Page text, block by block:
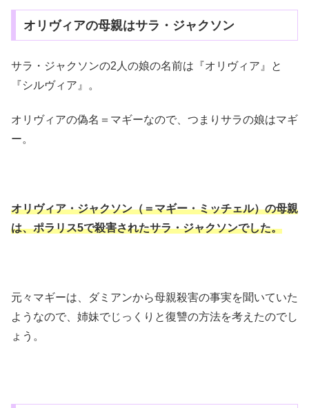
オリヴィアの母親はサラ・ジャクソン
サラ・ジャクソンの2人の娘の名前は『オリヴィア』と
『シルヴィア』。
オリヴィアの偽名＝マギーなので、つまりサラの娘はマギ
ー。
オリヴィア・ジャクソン（＝マギー・ミッチェル）の母親
は、ポラリス5で殺害されたサラ・ジャクソンでした。
元々マギーは、ダミアンから母親殺害の事実を聞いていた
ようなので、姉妹でじっくりと復讐の方法を考えたのでし
ょう。